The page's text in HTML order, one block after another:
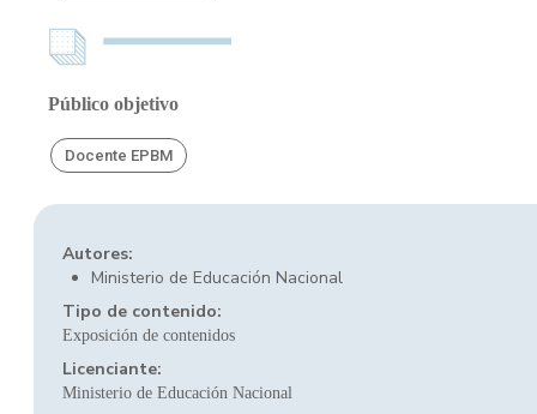
Público objetivo
Docente EPBM
Autores:
Ministerio de Educación Nacional
Tipo de contenido:
Exposición de contenidos
Licenciante:
Ministerio de Educación Nacional